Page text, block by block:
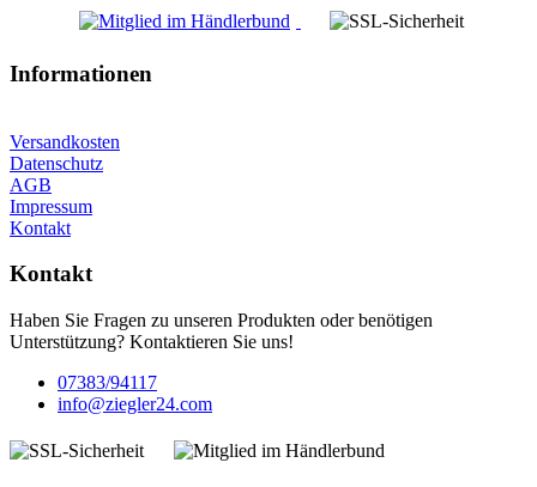
Informationen
Versandkosten
Datenschutz
AGB
Impressum
Kontakt
Kontakt
Haben Sie Fragen zu unseren Produkten oder benötigen
Unterstützung? Kontaktieren Sie uns!
07383/94117
info@ziegler24.com